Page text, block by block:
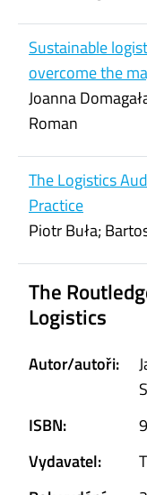
Sustainable
overcome the
Joanna
Roman
The Logistics
Practice
Piotr Buła;
The
Logistics
Autor/autoři:
ISBN:
Vydavatel: